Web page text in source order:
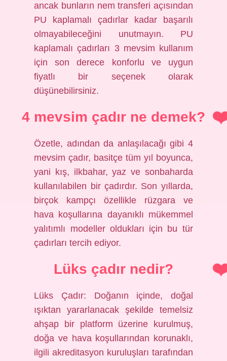
ancak bunların nem transferi açısından
PU kaplamalı çadırlar kadar başarılı
olmayabileceğini unutmayın. PU
kaplamalı çadırları 3 mevsim kullanım
için son derece konforlu ve uygun
fiyatlı bir seçenek olarak
düşünebilirsiniz.
4 mevsim çadır ne demek?
Özetle, adından da anlaşılacağı gibi 4
mevsim çadır, basitçe tüm yıl boyunca,
yani kış, ilkbahar, yaz ve sonbaharda
kullanılabilen bir çadırdır. Son yıllarda,
birçok kampçı özellikle rüzgara ve
hava koşullarına dayanıklı mükemmel
yalıtımlı modeller oldukları için bu tür
çadırları tercih ediyor.
Lüks çadır nedir?
Lüks Çadır: Doğanın içinde, doğal
ışıktan yararlanacak şekilde temelsiz
ahşap bir platform üzerine kurulmuş,
doğa ve hava koşullarından korunaklı,
ilgili akreditasyon kuruluşları tarafından